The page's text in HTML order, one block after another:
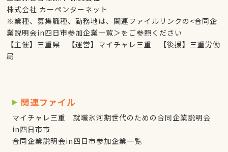
株式会社 カーペンターネット
※業種、募集職種、勤務地は、関連ファイルリンクの<合同企
業説明会in四日市参加企業一覧＞をご参照ください
【主催】三重県 【運営】マイチャレ三重 【後援】三重労働
局
関連ファイル
マイチャレ三重 就職氷河期世代のための合同企業説明会
in四日市市
合同企業説明会in四日市参加企業一覧